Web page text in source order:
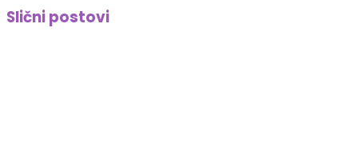
Facebook
(Opens
in
(Opens
in
Slični postovi